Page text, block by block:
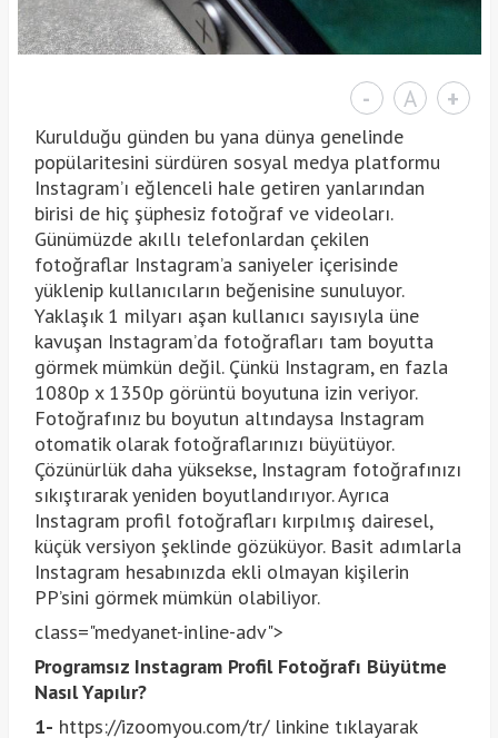
- A +
Kurulduğu günden bu yana dünya genelinde
popülaritesini sürdüren sosyal medya platformu
Instagram’ı eğlenceli hale getiren yanlarından
birisi de hiç şüphesiz fotoğraf ve videoları.
Günümüzde akıllı telefonlardan çekilen
fotoğraflar Instagram’a saniyeler içerisinde
yüklenip kullanıcıların beğenisine sunuluyor.
Yaklaşık 1 milyarı aşan kullanıcı sayısıyla üne
kavuşan Instagram’da fotoğrafları tam boyutta
görmek mümkün değil. Çünkü Instagram, en fazla
1080p x 1350p görüntü boyutuna izin veriyor.
Fotoğrafınız bu boyutun altındaysa Instagram
otomatik olarak fotoğraflarınızı büyütüyor.
Çözünürlük daha yüksekse, Instagram fotoğrafınızı
sıkıştırarak yeniden boyutlandırıyor. Ayrıca
Instagram profil fotoğrafları kırpılmış dairesel,
küçük versiyon şeklinde gözüküyor. Basit adımlarla
Instagram hesabınızda ekli olmayan kişilerin
PP’sini görmek mümkün olabiliyor.
class="medyanet-inline-adv">
Programsız Instagram Profil Fotoğrafı Büyütme
Nasıl Yapılır?
1- https://izoomyou.com/tr/ linkine tıklayarak